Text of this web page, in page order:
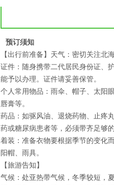
预订须知
【出行前准备】天气：密切关注北
证件：随身携带二代居民身份证、
能予以办理。证件请妥善保管。
个人常用物品：雨伞、帽子、太阳
唇膏等。
药品：如驱风油、退烧药物、止疼
药或糖尿病患者等，必须带齐足够
着装：准备衣物要根据季节的变化
阳帽、雨具。
【旅游告知】
气候：处亚热带气候，冬季较短，